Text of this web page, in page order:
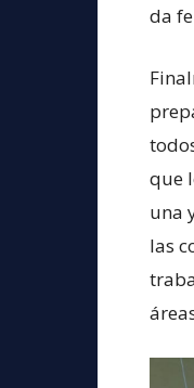
da
que
una
las